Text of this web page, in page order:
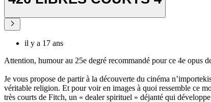
il y a 17 ans
Attention, humour au 25e degré recommandé pour ce 4e opus
Je vous propose de partir à la découverte du cinéma
véritable religion. Et pour voir en images à quoi ressemble ce
très courts de Fitch, un « dealer spirituel » déjanté qui